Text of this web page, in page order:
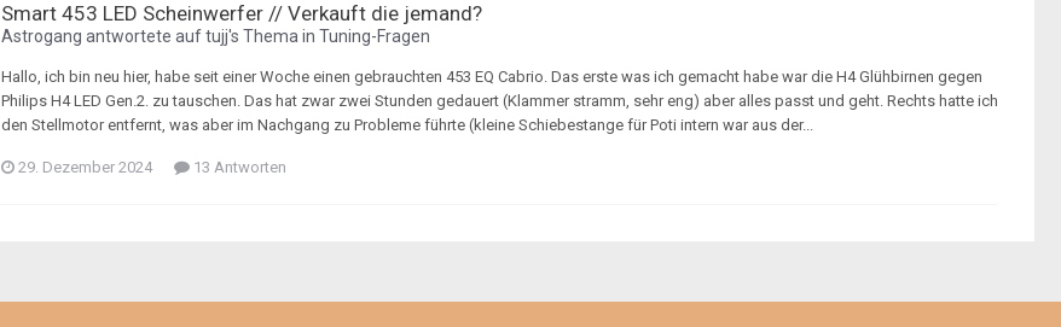
Smart 453 LED Scheinwerfer // Verkauft die jemand?
Astrogang antwortete auftujj's Thema in Tuning-Fragen
Hallo, ich bin neu hier, habe seit einer Woche einen gebrauchten 453 EQ Cabrio. Das erste was ich gemacht habe war die H4 Glühbirnen gegen
Philips H4 LED Gen.2. zu tauschen. Das hat zwar zwei Stunden gedauert (Klammer stramm, sehr eng) aber alles passt und geht. Rechts hatte ich
den Stellmotor entfernt, was aber im Nachgang zu Probleme führte (kleine Schiebestange für Poti intern war aus der...
29. Dezember 2024 13 Antworten